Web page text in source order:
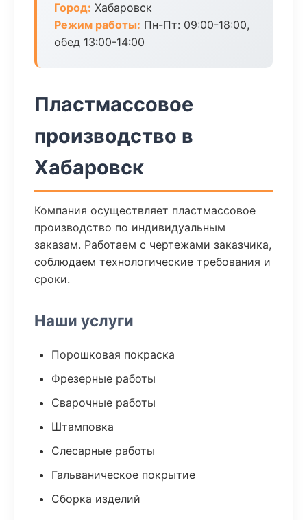
Город: Хабаровск
Режим работы: Пн-Пт: 09:00-18:00,
обед 13:00-14:00
Пластмассовое
производство в
Хабаровск
Компания осуществляет пластмассовое
производство по индивидуальным
заказам. Работаем с чертежами заказчика,
соблюдаем технологические требования и
сроки.
Наши услуги
Порошковая покраска
Фрезерные работы
Сварочные работы
Штамповка
Слесарные работы
Гальваническое покрытие
Сборка изделий